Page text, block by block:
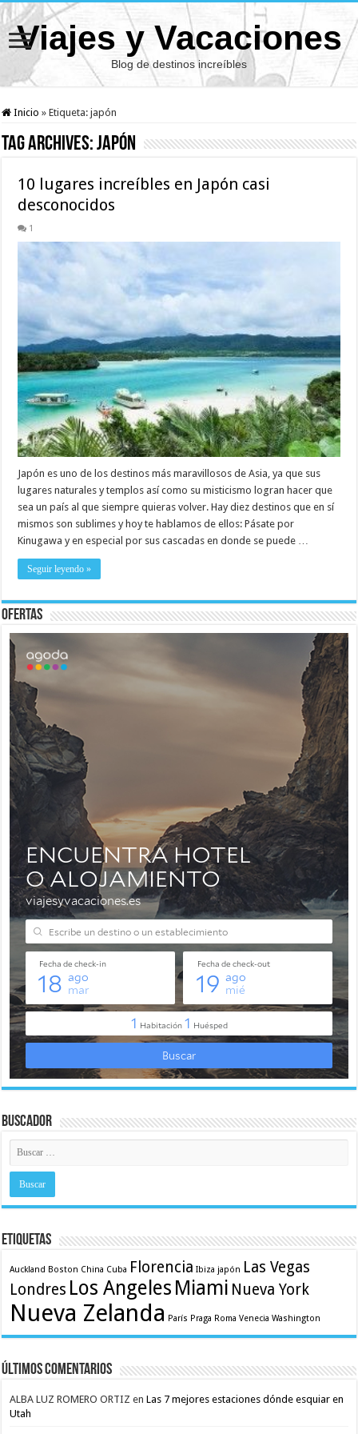
Viajes y Vacaciones
Blog de destinos increíbles
Inicio » Etiqueta:japón
Tag Archives:japón
10 lugares increíbles en Japón casi
desconocidos
1
Japón es uno de los destinos más maravillosos de Asia, ya que sus
lugares naturales y templos así como su misticismo logran hacer que
sea un país al que siempre quieras volver. Hay diez destinos que en sí
mismos son sublimes y hoy te hablamos de ellos: Pásate por
Kinugawa y en especial por sus cascadas en donde se puede …
Seguir leyendo »
Ofertas
Buscador
Etiquetas
Auckland Boston China Cuba Florencia Ibiza japón Las Vegas
Londres Los Angeles Miami Nueva York
Nueva Zelanda París Praga Roma Venecia Washington
Últimos comentarios
ALBA LUZ ROMERO ORTIZ enLas 7 mejores estaciones dónde esquiar en
Utah